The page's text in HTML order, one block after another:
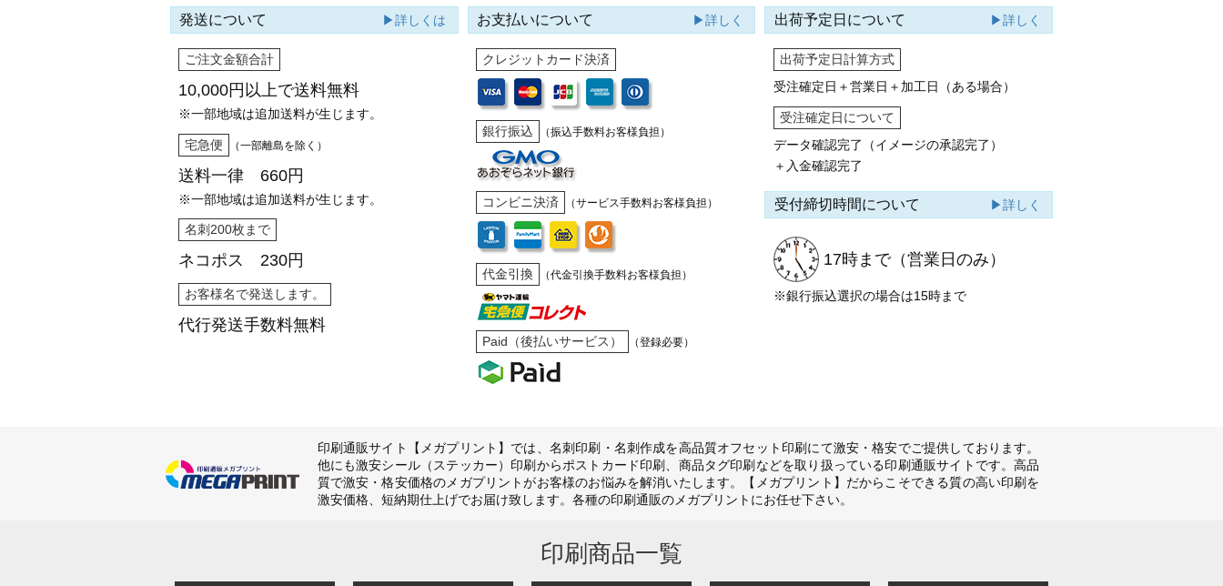
発送について ▶詳しくは
ご注文金額合計
10,000円以上で送料無料
※一部地域は追加送料が生じます。
宅急便 （一部離島を除く）
送料一律 660円
※一部地域は追加送料が生じます。
名刺200枚まで
ネコポス 230円
お客様名で発送します。
代行発送手数料無料
お支払いについて ▶詳しく
クレジットカード決済
銀行振込 （振込手数料お客様負担）
コンビニ決済 （サービス手数料お客様負担）
代金引換 （代金引換手数料お客様負担）
Paid（後払いサービス） （登録必要）
出荷予定日について ▶詳しく
出荷予定日計算方式
受注確定日＋営業日＋加工日（ある場合）
受注確定日について
データ確認完了（イメージの承認完了）
＋入金確認完了
受付締切時間について ▶詳しく
17時まで（営業日のみ）
※銀行振込選択の場合は15時まで
印刷通販サイト【メガプリント】では、名刺印刷・名刺作成を高品質オフセット印刷にて激安・格安でご提供しております。
他にも激安シール（ステッカー）印刷からポストカード印刷、商品タグ印刷などを取り扱っている印刷通販サイトです。高品
質で激安・格安価格のメガプリントがお客様のお悩みを解消いたします。【メガプリント】だからこそできる質の高い印刷を
激安価格、短納期仕上げでお届け致します。各種の印刷通販のメガプリントにお任せ下さい。
印刷商品一覧